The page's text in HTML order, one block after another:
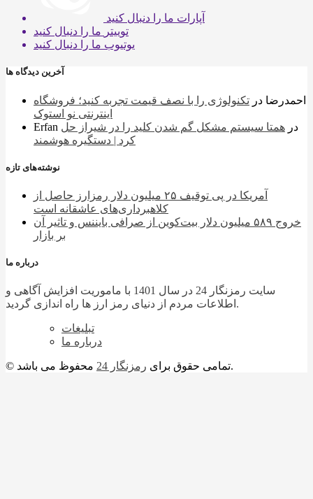
آپارات ما را دنبال کنید
توییتر ما را دنبال کنید
یوتیوب ما را دنبال کنید
آخرین دیدگاه ها
احمدرضا در تکنولوژی را با نصف قیمت تجربه کنید؛ فروشگاه
اینترنتی نو استوک
Erfan
در همتا سیستم مشکل گم شدن کلید را در شیراز حل
کرد | دستگیره هوشمند
نوشته‌های تازه
آمریکا در پی توقیف ۲۵ میلیون دلار رمزارز حاصل از
کلاهبرداری‌های عاشقانه است
خروج ۵۸۹ میلیون دلار بیت‌کوین از صرافی بایننس و تاثیر آن
بر بازار
درباره ما
سایت رمزنگار 24 در سال 1401 با ماموریت افزایش آگاهی و
اطلاعات مردم از دنیای رمز ارز ها راه اندازی گردید.
تبلیغات
درباره ما
© تمامی حقوق برای رمزنگار 24 محفوظ می باشد.